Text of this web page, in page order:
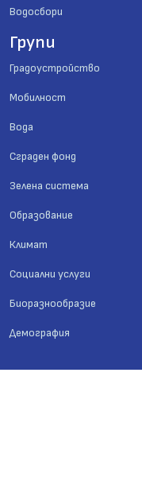
Водосбори
Групи
Градоустройство
Мобилност
Вода
Сграден фонд
Зелена система
Образование
Климат
Социални услуги
Биоразнообразие
Демография